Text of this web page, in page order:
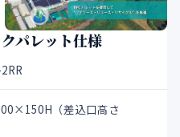
パレット仕様
（差込口高さ